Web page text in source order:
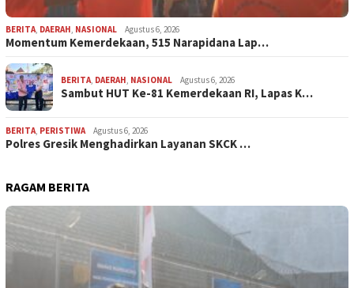
BERITA, DAERAH, NASIONAL Agustus 6, 2026
Momentum Kemerdekaan, 515 Narapidana Lap…
BERITA, DAERAH, NASIONAL Agustus 6, 2026
Sambut HUT Ke-81 Kemerdekaan RI, Lapas K…
BERITA, PERISTIWA Agustus 6, 2026
Polres Gresik Menghadirkan Layanan SKCK …
RAGAM BERITA